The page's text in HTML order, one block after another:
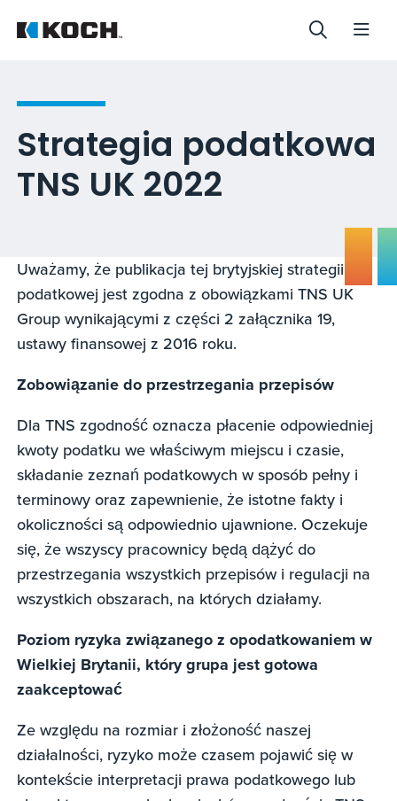
Strategia podatkowa
TNS UK 2022
Uważamy, że publikacja tej brytyjskiej strategii
podatkowej jest zgodna z obowiązkami TNS UK
Group wynikającymi z części 2 załącznika 19,
ustawy finansowej z 2016 roku.
Zobowiązanie do przestrzegania przepisów
Dla TNS zgodność oznacza płacenie odpowiedniej
kwoty podatku we właściwym miejscu i czasie,
składanie zeznań podatkowych w sposób pełny i
terminowy oraz zapewnienie, że istotne fakty i
okoliczności są odpowiednio ujawnione. Oczekuje
się, że wszyscy pracownicy będą dążyć do
przestrzegania wszystkich przepisów i regulacji na
wszystkich obszarach, na których działamy.
Poziom ryzyka związanego z opodatkowaniem w
Wielkiej Brytanii, który grupa jest gotowa
zaakceptować
Ze względu na rozmiar i złożoność naszej
działalności, ryzyko może czasem pojawić się w
kontekście interpretacji prawa podatkowego lub